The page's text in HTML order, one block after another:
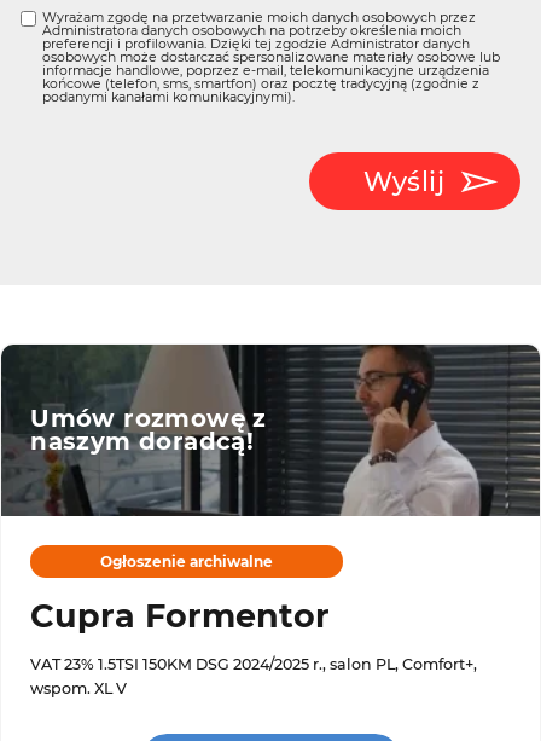
Wyrażam zgodę na przetwarzanie moich danych osobowych przez
Administratora danych osobowych na potrzeby określenia moich
preferencji i profilowania. Dzięki tej zgodzie Administrator danych
osobowych może dostarczać spersonalizowane materiały osobowe lub
informacje handlowe, poprzez e-mail, telekomunikacyjne urządzenia
końcowe (telefon, sms, smartfon) oraz pocztę tradycyjną (zgodnie z
podanymi kanałami komunikacyjnymi).
Wyślij
Umów rozmowę z
naszym doradcą!
Ogłoszenie archiwalne
Cupra Formentor
VAT 23% 1.5TSI 150KM DSG 2024/2025 r., salon PL, Comfort+,
wspom. XL V